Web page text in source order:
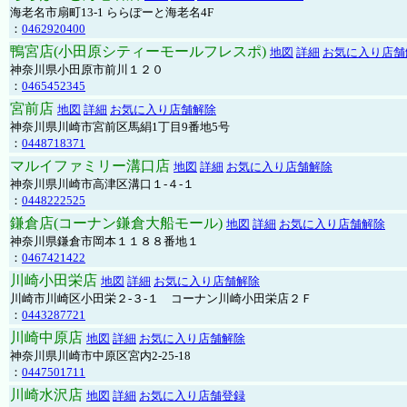
海老名市扇町13-1 ららぽーと海老名4F
： 0462920400
鴨宮店(小田原シティーモールフレスポ) 地図 詳細 お気に入り店
神奈川県小田原市前川１２０
： 0465452345
宮前店 地図 詳細 お気に入り店舗解除
神奈川県川崎市宮前区馬絹1丁目9番地5号
： 0448718371
マルイファミリー溝口店 地図 詳細 お気に入り店舗解除
神奈川県川崎市高津区溝口１-４-１
： 0448222525
鎌倉店(コーナン鎌倉大船モール) 地図 詳細 お気に入り店舗解除
神奈川県鎌倉市岡本１１８８番地１
： 0467421422
川崎小田栄店 地図 詳細 お気に入り店舗解除
川崎市川崎区小田栄２‐３‐１ コーナン川崎小田栄店２Ｆ
： 0443287721
川崎中原店 地図 詳細 お気に入り店舗解除
神奈川県川崎市中原区宮内2-25-18
： 0447501711
川崎水沢店 地図 詳細 お気に入り店舗登録